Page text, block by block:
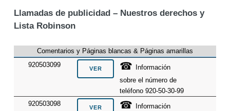
Llamadas de publicidad – Nuestros derechos y
Lista Robinson
Comentarios y Páginas blancas & Páginas amarillas
920503099
☎ Información
sobre el número de
teléfono 920-50-30-99
920503098
☎ Información